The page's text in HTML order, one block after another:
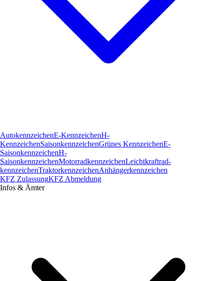
AutokennzeichenE-KennzeichenH-
KennzeichenSaisonkennzeichenGrünes KennzeichenE-
SaisonkennzeichenH-
SaisonkennzeichenMotorradkennzeichenLeichtkraftrad­
kennzeichenTraktorkennzeichenAnhängerkennzeichen
KFZ ZulassungKFZ Abmeldung
Infos & Ämter